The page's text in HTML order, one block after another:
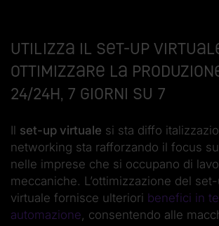
Utilizza il set-up
ottimizzare la
24/24h, 7 giorni su 7
Il set-up virtuale si sta diffo
networking sta rafforzando il focus
nelle imprese che si occupano di
meccaniche. L’ottimizzazione del
virtuale fornisce ulteriori benefici in
automazione, consentendo alle